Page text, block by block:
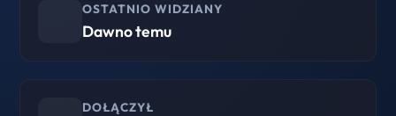
OSTATNIO WIDZIANY
Dawno temu
DOŁĄCZYŁ